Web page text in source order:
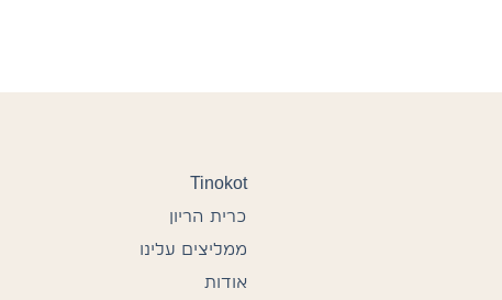
Tinokot
כרית הריון
ממליצים עלינו
אודות